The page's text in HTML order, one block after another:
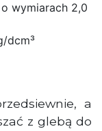
wymiarach 2,0
dcm³
a
z glebą do